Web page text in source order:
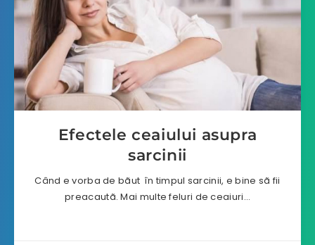
Efectele ceaiului asupra
sarcinii
Când e vorba de bãut în timpul sarcinii, e bine sã fii
preacautã. Mai multe feluri de ceaiuri…